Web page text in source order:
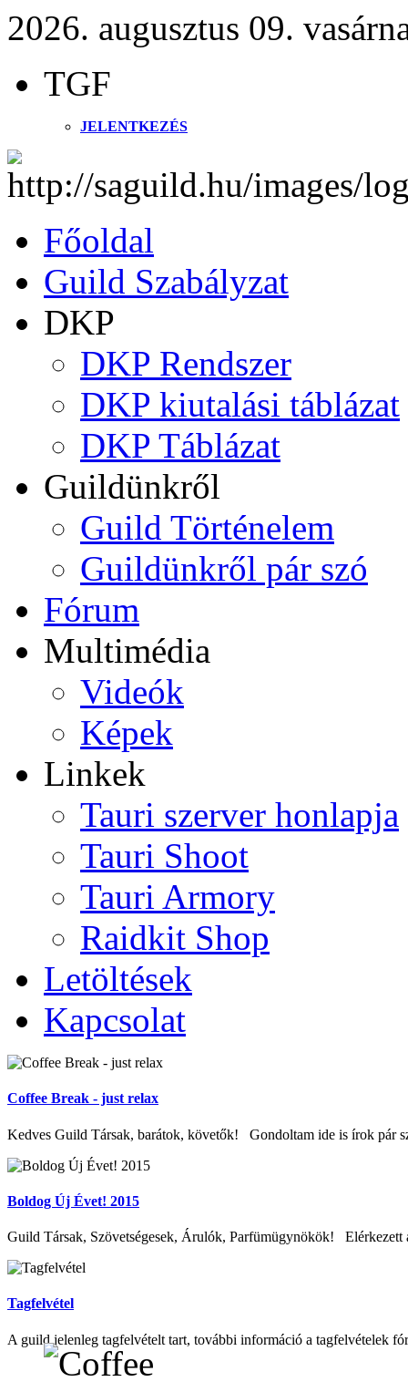
2026. augusztus 09.
TGF
JELENTKEZÉS
Főoldal
Guild Szabályzat
DKP
DKP Rendszer
DKP kiutalási táblázat
DKP Táblázat
Guildünkről
Guild Történelem
Guildünkről pár szó
Fórum
Multimédia
Videók
Képek
Linkek
Tauri szerver honlapja
Tauri Shoot
Tauri Armory
Raidkit Shop
Letöltések
Kapcsolat
Coffee Break - just relax
Kedves Guild Társak, barátok, követők! Gondoltam ide is írok pár
Boldog Új Évet! 2015
Guild Társak, Szövetségesek, Árulók, Parfümügynökök! Elérkezett
Tagfelvétel
A guild jelenleg tagfelvételt tart, további információ a tagfelvételek